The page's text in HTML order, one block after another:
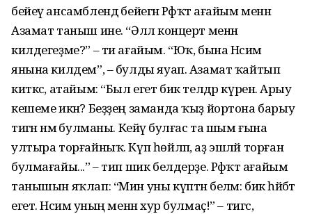
бейеү ансамблендә бейегән Рәфҡәт ағайым менән
Азамат таныш ине. “Әллә концерт менән
килдегеҙме?” – ти ағайым. “Юҡ, бына Нәсимә
янына килдем”, – булды яуап. Азамат ҡайтып
киткәс, атайым: “Был егет бик телдәр күренә. Арыу
кешеме икән? Беҙҙең заманда ҡыҙ йортона барыу
тигән нәмә булманы. Кейәү булғас та шым ғына
ултыра торғайныҡ. Күп һөйләп, аҙ эшләй торған
булмағайы...” – тип шик белдерҙе. Рәфҡәт ағайым
танышын яҡлап: “Мин уны күптән беләм: бик һәйбәт
егет. Нәсимә уның менән хур булмаҫ!” – тигәс,